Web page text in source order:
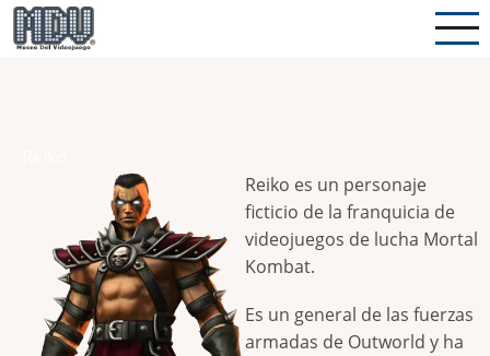
Pasar
al
Reiko es un personaje
ficticio de la franquicia de
videojuegos de lucha Mortal
Kombat.
Es un general de las fuerzas
armadas de Outworld y ha